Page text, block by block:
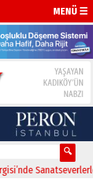
MENÜ ☰
Sanatseverlerle